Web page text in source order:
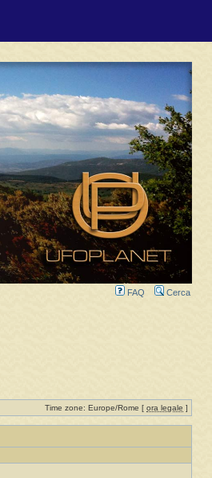
FAQ Cerca
Time zone: Europe/Rome [ ora legale ]